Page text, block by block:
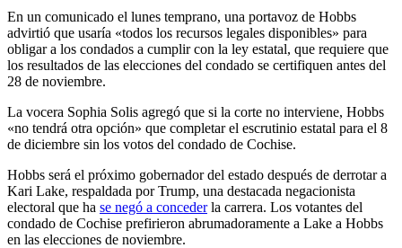
En un comunicado el lunes temprano, una portavoz de Hobbs
advirtió que usaría «todos los recursos legales disponibles» para
obligar a los condados a cumplir con la ley estatal, que requiere que
los resultados de las elecciones del condado se certifiquen antes del
28 de noviembre.
La vocera Sophia Solis agregó que si la corte no interviene, Hobbs
«no tendrá otra opción» que completar el escrutinio estatal para el 8
de diciembre sin los votos del condado de Cochise.
Hobbs será el próximo gobernador del estado después de derrotar a
Kari Lake, respaldada por Trump, una destacada negacionista
electoral que ha se negó a concederla carrera. Los votantes del
condado de Cochise prefirieron abrumadoramente a Lake a Hobbs
en las elecciones de noviembre.